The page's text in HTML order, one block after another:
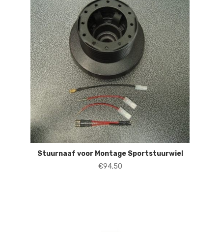
Stuurnaaf voor Montage Sportstuurwiel
€94,50